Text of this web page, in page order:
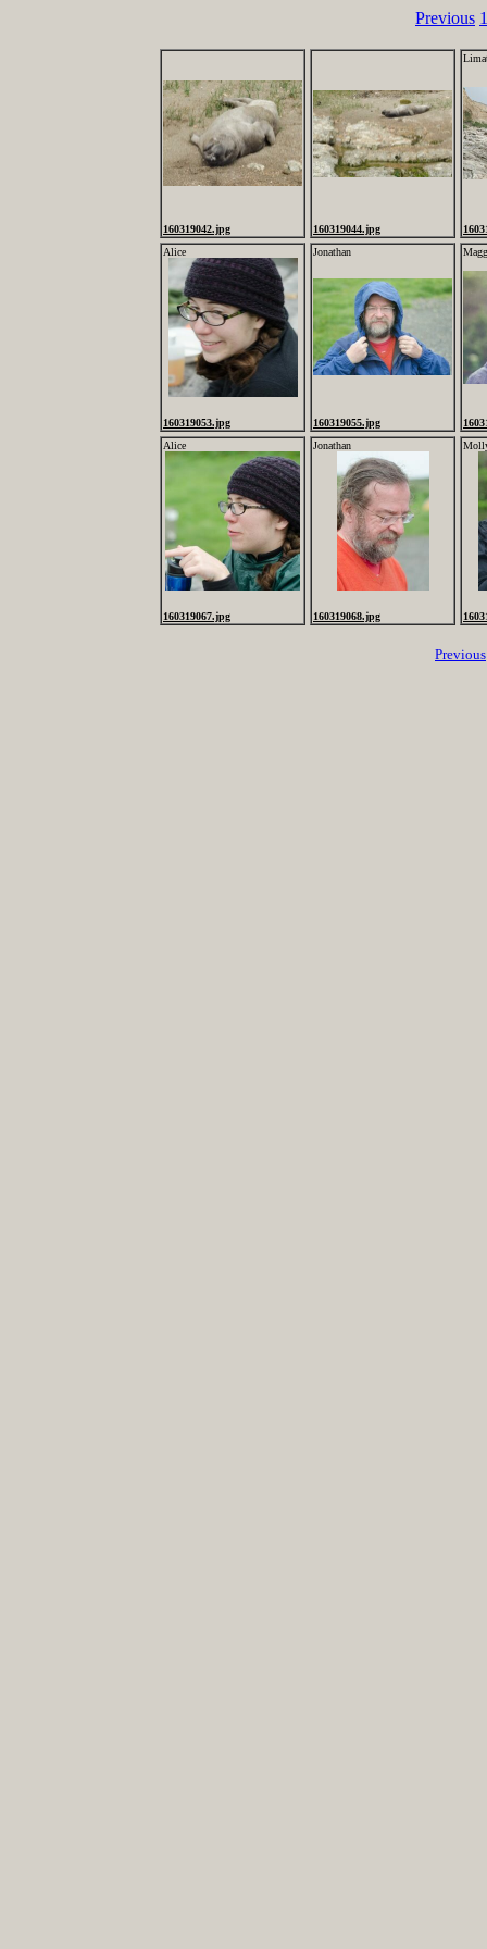
Previous 1
160319042.jpg 160319044.jpg
Alice
160319053.jpg
Jonathan
160319055.jpg
Alice
160319067.jpg
Jonathan
160319068.jpg
Previous